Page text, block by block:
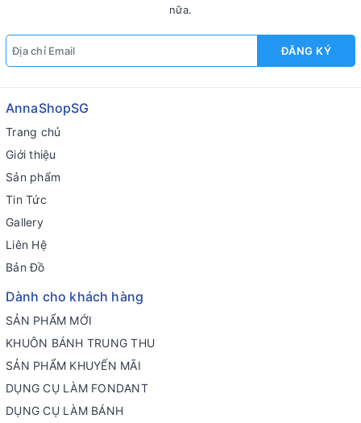
nữa.
ĐĂNG KÝ
AnnaShopSG
Trang chủ
Giới thiệu
Sản phẩm
Tin Tức
Gallery
Liên Hệ
Bản Đồ
Dành cho khách hàng
SẢN PHẨM MỚI
KHUÔN BÁNH TRUNG THU
SẢN PHẨM KHUYẾN MÃI
DỤNG CỤ LÀM FONDANT
DỤNG CỤ LÀM BÁNH